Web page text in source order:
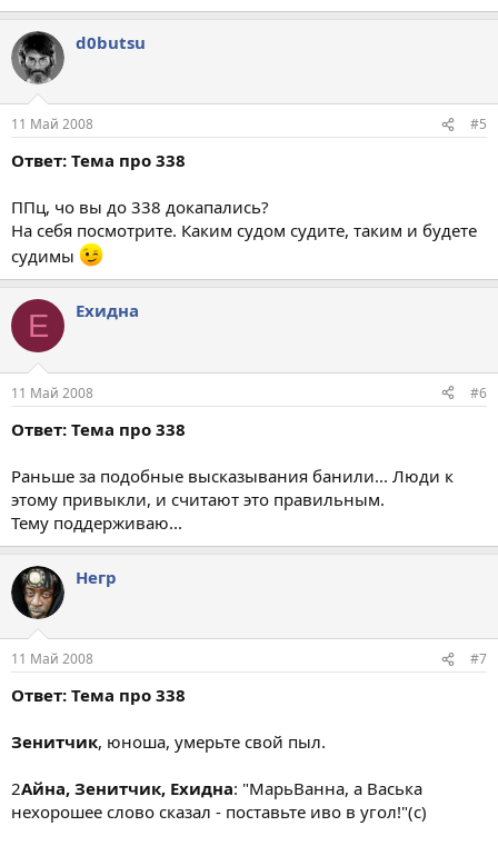
d0butsu
11 Май 2008 #5
Ответ: Тема про 338
ППц, чо вы до 338 докапались?
На себя посмотрите. Каким судом судите, таким и будете
судимы
Е Ехидна
11 Май 2008 #6
Ответ: Тема про 338
Раньше за подобные высказывания банили... Люди к
этому привыкли, и считают это правильным.
Тему поддерживаю...
Негр
11 Май 2008 #7
Ответ: Тема про 338
Зенитчик, юноша, умерьте свой пыл.
2Айна, Зенитчик, Ехидна: "МарьВанна, а Васька
нехорошее слово сказал - поставьте иво в угол!"(с)